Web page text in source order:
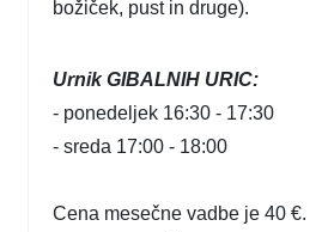
božiček, pust in druge).
Urnik GIBALNIH URIC:
- ponedeljek 16:30 - 17:30
- sreda 17:00 - 18:00
Cena mesečne vadbe je 40 €.